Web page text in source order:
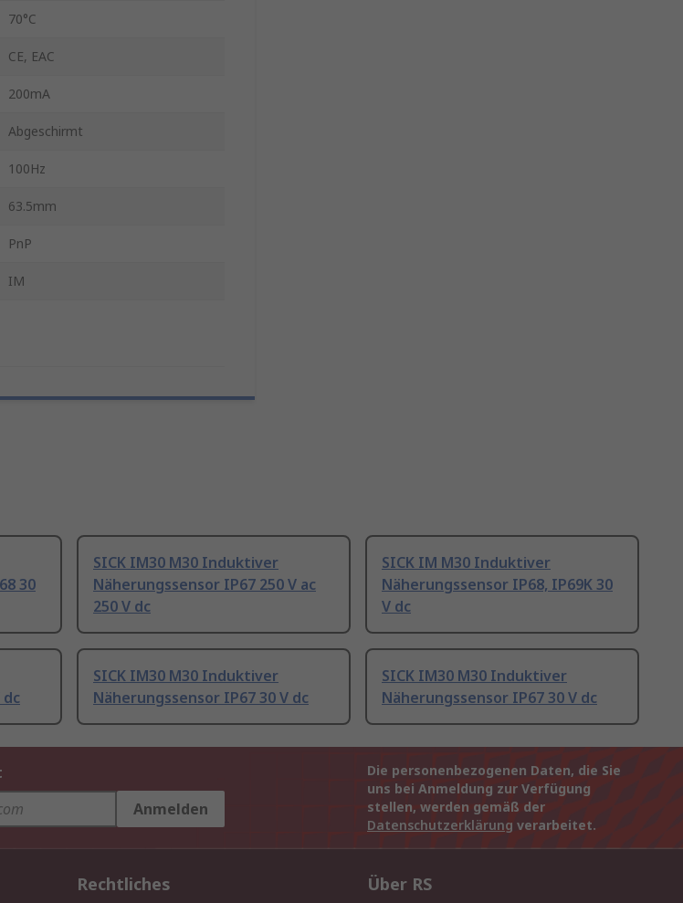
70°C
CE, EAC
200mA
Abgeschirmt
100Hz
63.5mm
PnP
IM
30
SICK IM30 M30 Induktiver
Näherungssensor IP67 250 V ac
250 V dc
SICK IM M30 Induktiver
Näherungssensor IP68, IP69K 30
V dc
dc
SICK IM30 M30 Induktiver
Näherungssensor IP67 30 V dc
SICK IM30 M30 Induktiver
Näherungssensor IP67 30 V dc
Anmelden
Die personenbezogenen Daten, die Sie
uns bei Anmeldung zur Verfügung
stellen, werden gemäß der
Datenschutzerklärung verarbeitet.
Rechtliches Über RS